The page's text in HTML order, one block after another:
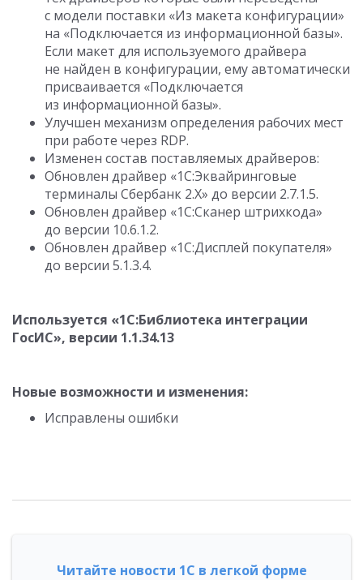
с модели поставки «Из макета конфигурации»
на «Подключается из информационной базы».
Если макет для используемого драйвера
не найден в конфигурации, ему автоматически
присваивается «Подключается
из информационной базы».
Улучшен механизм определения рабочих мест
при работе через RDP.
Изменен состав поставляемых драйверов:
Обновлен драйвер «1С:Эквайринговые
терминалы Сбербанк 2.Х» до версии 2.7.1.5.
Обновлен драйвер «1С:Сканер штрихкода»
до версии 10.6.1.2.
Обновлен драйвер «1C:Дисплей покупателя»
до версии 5.1.3.4.
Используется «1С:Библиотека интеграции
ГосИС», версии 1.1.34.13
Новые возможности и изменения:
Исправлены ошибки
Читайте новости 1С в легкой форме